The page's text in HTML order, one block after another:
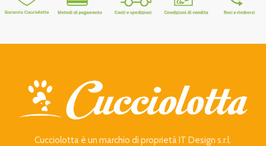
Cucciolotta è un marchio di proprietà IT Design s.r.l.